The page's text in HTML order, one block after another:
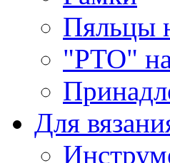
Пяльцы
"РТО"
Для